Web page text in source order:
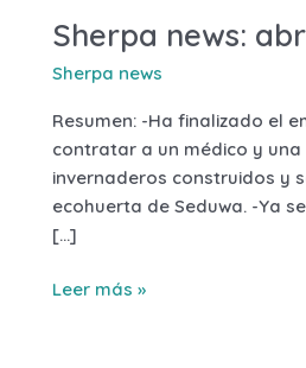
Sherpa news:
Sherpa news
Resumen: -Ha finalizado el
contratar a un médico y una
invernaderos construidos y
ecohuerta de Seduwa. -Ya
[…]
Leer más »